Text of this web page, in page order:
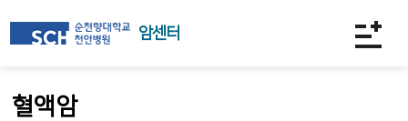
암센터
혈액암